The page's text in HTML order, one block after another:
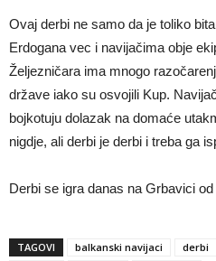
Ovaj derbi ne samo da je toliko
Erdogana vec i navijačima obje
Željezničara ima mnogo
države iako su osvojili Kup.
bojkotuju dolazak na domaće
nigdje, ali derbi je derbi i treba ga
Derbi se igra danas na Grbavici
TAGOVI balkanski navijaci derbi